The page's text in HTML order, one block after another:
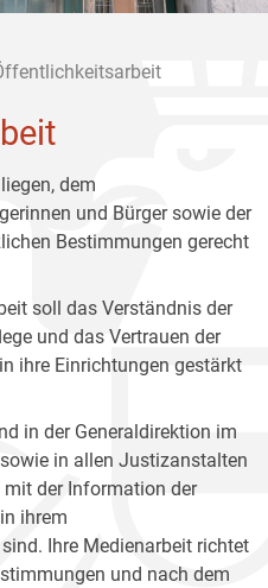
dem
und Bürger sowie der
Bestimmungen gerecht
soll das Verständnis der
und das Vertrauen der
ihre Einrichtungen gestärkt
in der Generaldirektion im
in allen Justizanstalten
mit der Information der
ihrem
Ihre Medienarbeit richtet
und nach dem